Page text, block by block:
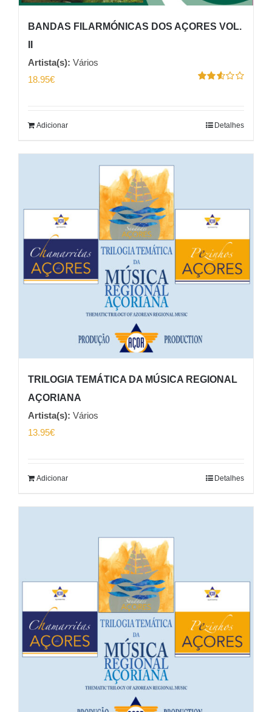
BANDAS FILARMÓNICAS DOS AÇORES VOL.
Artista(s): Vários
18.95€
Adicionar Detalhes
TRILOGIA TEMÁTICA DA MÚSICA REGIONAL
AÇORIANA
Artista(s): Vários
13.95€
Adicionar Detalhes